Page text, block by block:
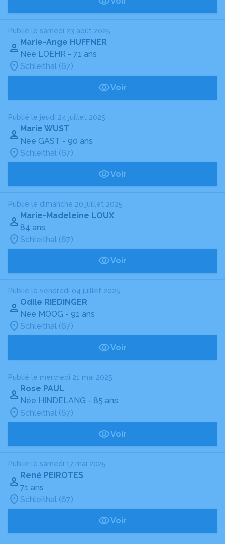
Publié le samedi 23 août 2025
Marie-Ange HUFFNER
Née LOEHR - 71 ans
Schleithal (67)
Voir
Publié le jeudi 24 juillet 2025
Marie WUST
Née GAST - 90 ans
Schleithal (67)
Voir
Publié le dimanche 20 juillet 2025
Marie-Madeleine LOUX
84 ans
Schleithal (67)
Voir
Publié le vendredi 04 juillet 2025
Odile RIEDINGER
Née MOOG - 91 ans
Schleithal (67)
Voir
Publié le mercredi 21 mai 2025
Rose PAUL
Née HINDELANG - 85 ans
Schleithal (67)
Voir
Publié le samedi 17 mai 2025
René PEIROTES
71 ans
Schleithal (67)
Voir